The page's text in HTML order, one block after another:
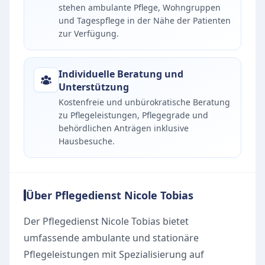
stehen ambulante Pflege, Wohngruppen
und Tagespflege in der Nähe der Patienten
zur Verfügung.
Individuelle Beratung und
Unterstützung
Kostenfreie und unbürokratische Beratung
zu Pflegeleistungen, Pflegegrade und
behördlichen Anträgen inklusive
Hausbesuche.
Über Pflegedienst Nicole Tobias
Der Pflegedienst Nicole Tobias bietet
umfassende ambulante und stationäre
Pflegeleistungen mit Spezialisierung auf